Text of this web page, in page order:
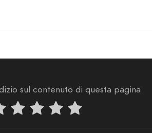
sul contenuto di questa pagina